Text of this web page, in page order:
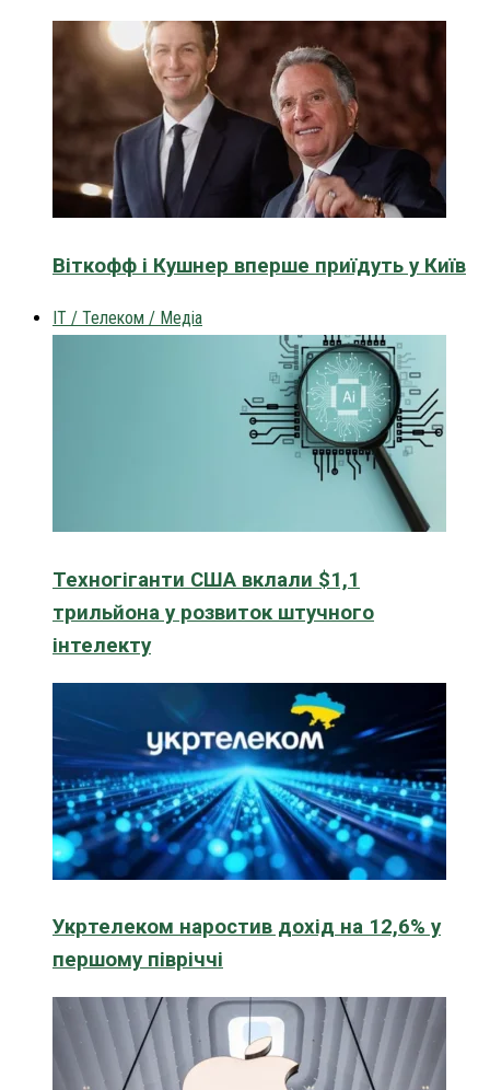
Віткофф і Кушнер вперше приїдуть у Київ
IT / Телеком / Медіа
Техногіганти США вклали $1,1
трильйона у розвиток штучного
інтелекту
Укртелеком наростив дохід на 12,6% у
першому півріччі